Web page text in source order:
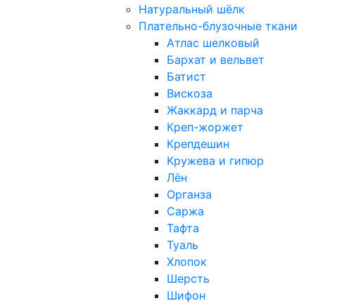
Натуральный шёлк
Плательно-блузочные ткани
Атлас шелковый
Бархат и вельвет
Батист
Вискоза
Жаккард и парча
Креп-жоржет
Крепдешин
Кружева и гипюр
Лён
Органза
Саржа
Тафта
Туаль
Хлопок
Шерсть
Шифон